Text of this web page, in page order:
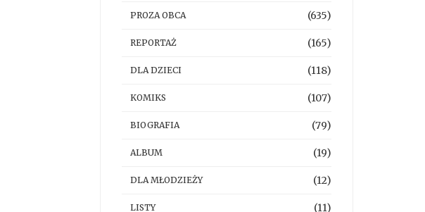
PROZA OBCA (635)
REPORTAŻ (165)
DLA DZIECI (118)
KOMIKS (107)
BIOGRAFIA (79)
ALBUM (19)
DLA MŁODZIEŻY (12)
LISTY (11)